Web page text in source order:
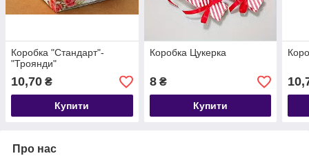
Коробка "Стандарт"-
"Троянди"
10,70 ₴
Купити
Коробка Цукерка
8₴
Купити
Про нас